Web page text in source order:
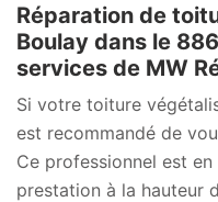
Réparation de
Boulay dans le
services de MW
Si votre toiture
est recommandé de
Ce professionnel est
prestation à la hauteur